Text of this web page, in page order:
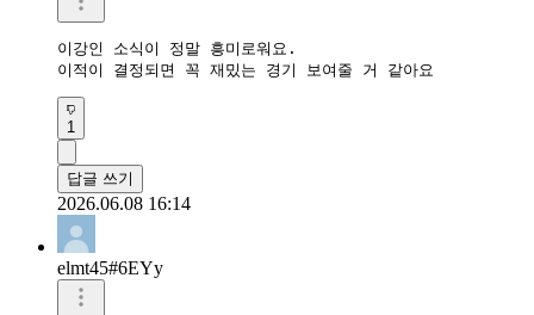
이강인 소식이 정말 흥미로워요.
이적이 결정되면 꼭 재밌는 경기 보여줄 거 같아요
1
답글 쓰기
2026.06.08 16:14
elmt45#6EYy